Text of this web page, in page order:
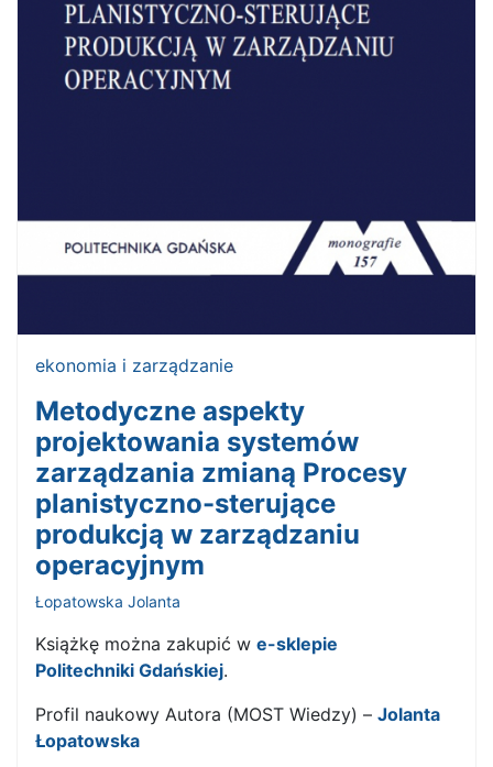
ekonomia i zarządzanie
Metodyczne aspekty
projektowania systemów
zarządzania zmianą Procesy
planistyczno-sterujące
produkcją w zarządzaniu
operacyjnym
Łopatowska Jolanta
Książkę można zakupić w e-sklepie
Politechniki Gdańskiej.
Profil naukowy Autora (MOST Wiedzy) – Jolanta
Łopatowska